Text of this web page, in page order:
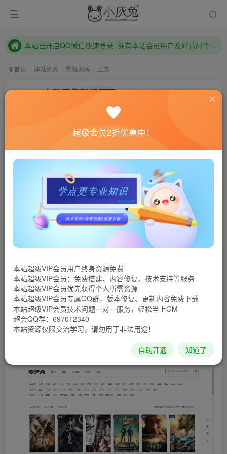
本站已开启QQ微信快速登录 ,拥有本站会员用户及时请问个人中心绑定！
本站已开启QQ微信快速登录 ,拥有本站会员用户及时请问个人中心绑定！
首页 建站资源 整站源码 正文
LYCMS自动采集影视源码
联网教程： 内附教程
单机教程： 内附教程
不懂的话联系客服！！！
一款基于ThinkPHP5快速开发的管理CMS，完全放开双
手自动采集影视的程序。
源码截图
超级会员2折优惠中！
本站超级VIP会员用户终身资源免费
本站超级VIP会员：免费搭建、内容修复、技术支持等服务
本站超级VIP会员优先获得个人所需资源
本站超级VIP会员专属QQ群，版本修复、更新内容免费下载
本站超级VIP会员技术问题一对一服务，轻松当上GM
超会QQ群：697012340
本站资源仅限交流学习，请勿用于非法用途！
自助开通 知道了